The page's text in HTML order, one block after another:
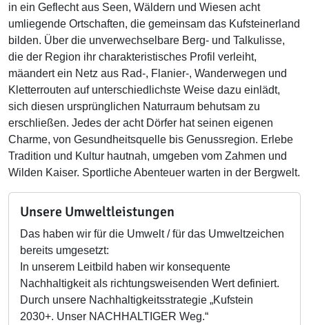
in ein Geflecht aus Seen, Wäldern und Wiesen acht
umliegende Ortschaften, die gemeinsam das Kufsteinerland
bilden. Über die unverwechselbare Berg- und Talkulisse,
die der Region ihr charakteristisches Profil verleiht,
mäandert ein Netz aus Rad-, Flanier-, Wanderwegen und
Kletterrouten auf unterschiedlichste Weise dazu einlädt,
sich diesen ursprünglichen Naturraum behutsam zu
erschließen. Jedes der acht Dörfer hat seinen eigenen
Charme, von Gesundheitsquelle bis Genussregion. Erlebe
Tradition und Kultur hautnah, umgeben vom Zahmen und
Wilden Kaiser. Sportliche Abenteuer warten in der Bergwelt.
Unsere Umweltleistungen
Das haben wir für die Umwelt / für das Umweltzeichen
bereits umgesetzt:
In unserem Leitbild haben wir konsequente
Nachhaltigkeit als richtungsweisenden Wert definiert.
Durch unsere Nachhaltigkeitsstrategie „Kufstein
2030+. Unser NACHHALTIGER Weg.“